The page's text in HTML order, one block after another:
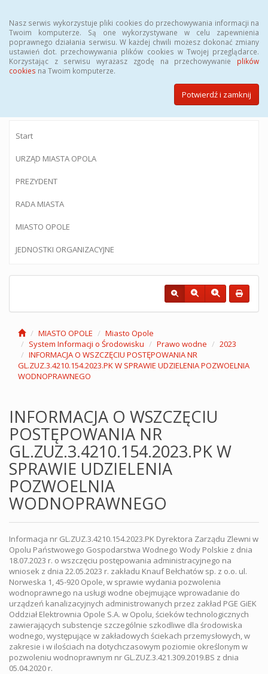
Nasz serwis wykorzystuje pliki cookies do przechowywania informacji na
Twoim komputerze. Są one wykorzystywane w celu zapewnienia
poprawnego działania serwisu. W każdej chwili możesz dokonać zmiany
ustawień dot. przechowywania plików cookies w Twojej przeglądarce.
Korzystając z serwisu wyrażasz zgodę na przechowywanie plików
cookies na Twoim komputerze.
Potwierdź i zamknij
BIULETYN INFORMACJI PUBLICZNEJ
Urzędu Miasta Opola
Start
URZĄD MIASTA OPOLA
PREZYDENT
RADA MIASTA
MIASTO OPOLE
JEDNOSTKI ORGANIZACYJNE
MIASTO OPOLE
Miasto Opole
System Informacji o Środowisku
Prawo wodne
2023
INFORMACJA O WSZCZĘCIU POSTĘPOWANIA NR
GL.ZUZ.3.4210.154.2023.PK W SPRAWIE UDZIELENIA POZWOELNIA
WODNOPRAWNEGO
INFORMACJA O WSZCZĘCIU
POSTĘPOWANIA NR
GL.ZUZ.3.4210.154.2023.PK W
SPRAWIE UDZIELENIA
POZWOELNIA
WODNOPRAWNEGO
Informacja nr GL.ZUZ.3.4210.154.2023.PK Dyrektora Zarządu Zlewni w
Opolu Państwowego Gospodarstwa Wodnego Wody Polskie z dnia
18.07.2023 r. o wszczęciu postępowania administracyjnego na
wniosek z dnia 22.05.2023 r. zakładu Knauf Bełchatów sp. z o.o. ul.
Norweska 1, 45-920 Opole, w sprawie wydania pozwolenia
wodnoprawnego na usługi wodne obejmujące wprowadanie do
urządzeń kanalizacyjnych administrowanych przez zakład PGE GiEK
Oddział Elektrownia Opole S.A. w Opolu, ścieków technologicznych
zawierających substencje szczególnie szkodliwe dla środowiska
wodnego, występujące w zakładowych ściekach przemysłowych, w
zakresie i w ilościach na dotychczasowym poziomie określonym w
pozwoleniu wodnoprawnym nr GL.ZUZ.3.421.309.2019.BS z dnia
05.04.2020 r.